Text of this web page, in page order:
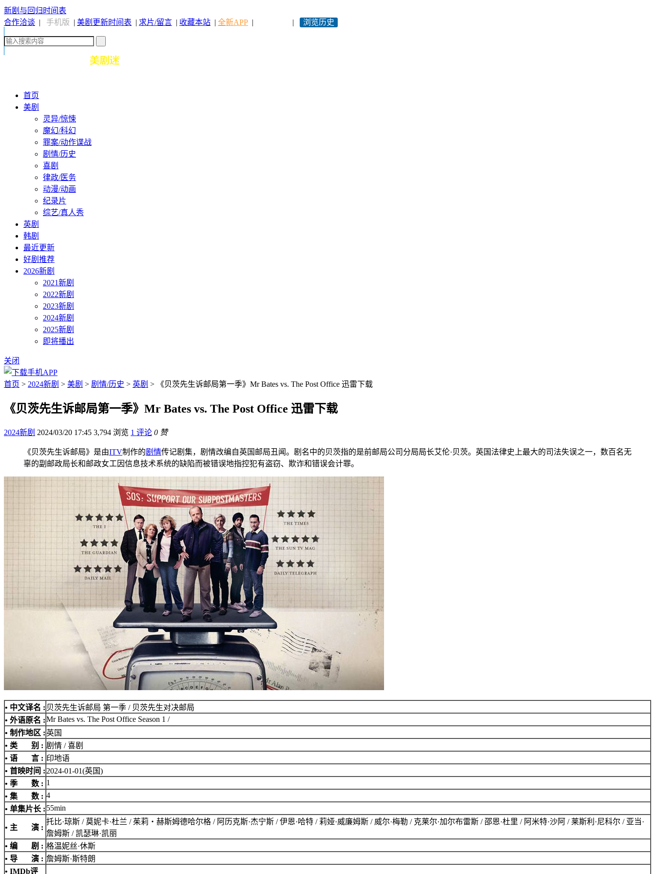
新剧与回归时间表
合作洽谈 | 手机版 | 美剧更新时间表 | 求片/留言 | 收藏本站 | 全新APP | | 浏览历史
首页
美剧
灵异/惊悚
魔幻/科幻
罪案/动作谍战
剧情/历史
喜剧
律政/医务
动漫/动画
纪录片
综艺/真人秀
英剧
韩剧
最近更新
好剧推荐
2026新剧
2021新剧
2022新剧
2023新剧
2024新剧
2025新剧
即将播出
关闭
首页 > 2024新剧 > 美剧 > 剧情/历史 > 英剧 > 《贝茨先生诉邮局第一季》Mr Bates vs. The Post Office 迅雷下载
《贝茨先生诉邮局第一季》Mr Bates vs. The Post Office 迅雷下载
2024新剧 2024/03/20 17:45 3,794 浏览 1 评论 0 赞
《贝茨先生诉邮局》是由ITV制作的剧情传记剧集，剧情改编自英国邮局丑闻。剧名中的贝茨指的是前邮局公司分局局长艾伦·贝茨。英国法律史上最大的司法失误之一，数百名无
辜的副邮政局长和邮政女工因信息技术系统的缺陷而被错误地指控犯有盗窃、欺诈和错误会计罪。
• 中文译名 : 贝茨先生诉邮局 第一季 / 贝茨先生对决邮局
• 外语原名 :Mr Bates vs. The Post Office Season 1 /
• 制作地区 : 英国
• 类 别 : 剧情 / 喜剧
• 语 言 : 印地语
• 首映时间 : 2024-01-01(英国)
• 季 数 : 1
• 集 数 : 4
• 单集片长 : 55min
• 主 演 :
托比·琼斯 / 莫妮卡·杜兰 / 茱莉‧赫斯姆德哈尔格 / 阿历克斯·杰宁斯 / 伊恩·哈特 / 莉娅·威廉姆斯 / 威尔·梅勒 / 克莱尔·加尔布雷斯 / 邵恩·杜里 / 阿米特·沙阿 / 莱斯利·尼科尔 / 亚当·
詹姆斯 / 凯瑟琳·凯丽
• 编 剧 : 格温妮丝·休斯
• 导 演 : 詹姆斯·斯特朗
• IMDb评